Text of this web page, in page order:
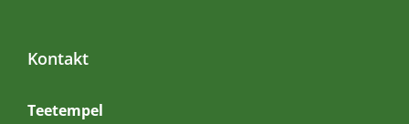
Kontakt
Teetempel